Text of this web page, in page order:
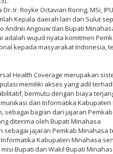
Ir. Royke Octavian Roring, MSi,
Kepala daerah lain dari Sulut
Andrei Angouw dan Bupati
adalah wujud nyata komitmen
kepada masyarakat Indonesia,
Health Coverage merupakan
memiliki akses yang adil
bermutu dengan biaya
dan Informatika
sebagai bagian dari jajaran
diterima oleh Bupati Minahasa
sebagai jajaran Pemkab
Kabupaten Minahasa
Bupati dan Wakil Bupati